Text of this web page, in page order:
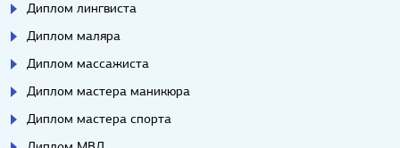
Диплом лингвиста
Диплом маляра
Диплом массажиста
Диплом мастера маникюра
Диплом мастера спорта